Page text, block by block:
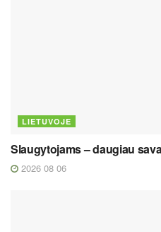
LIETUVOJE
Slaugytojams – daugiau
2026 08 06